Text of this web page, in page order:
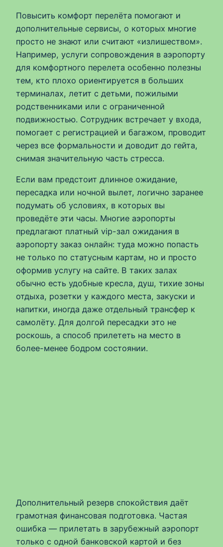
Повысить комфорт перелёта помогают и
дополнительные сервисы, о которых многие
просто не знают или считают «излишеством».
Например, услуги сопровождения в аэропорту
для комфортного перелета особенно полезны
тем, кто плохо ориентируется в больших
терминалах, летит с детьми, пожилыми
родственниками или с ограниченной
подвижностью. Сотрудник встречает у входа,
помогает с регистрацией и багажом, проводит
через все формальности и доводит до гейта,
снимая значительную часть стресса.
Если вам предстоит длинное ожидание,
пересадка или ночной вылет, логично заранее
подумать об условиях, в которых вы
проведёте эти часы. Многие аэропорты
предлагают платный vip-зал ожидания в
аэропорту заказ онлайн: туда можно попасть
не только по статусным картам, но и просто
оформив услугу на сайте. В таких залах
обычно есть удобные кресла, душ, тихие зоны
отдыха, розетки у каждого места, закуски и
напитки, иногда даже отдельный трансфер к
самолёту. Для долгой пересадки это не
роскошь, а способ прилететь на место в
более-менее бодром состоянии.
Дополнительный резерв спокойствия даёт
грамотная финансовая подготовка. Частая
ошибка — прилетать в зарубежный аэропорт
только с одной банковской картой и без